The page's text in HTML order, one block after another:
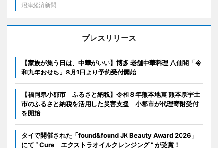
沼津経済新聞
プレスリリース
【家族が集う日は、中華がいい】博多 老舗中華料理 八仙閣「令
和九年おせち」8月1日より予約受付開始
【福岡県小郡市 ふるさと納税】令和８年熊本地震 熊本県宇土
市のふるさと納税を活用した災害支援 小郡市が代理寄附受付
を開始
タイで開催された「found&found JK Beauty Award 2026」
にて “ Cure エクストラオイルクレンジング ” が受賞！